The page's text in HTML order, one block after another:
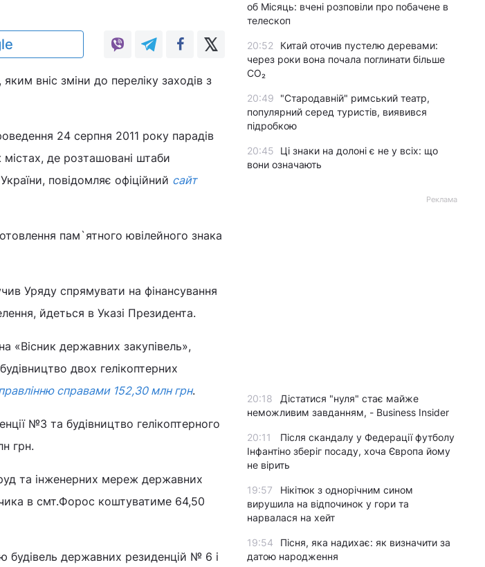
вніс зміни до переліку заходів з
24 серпня 2011 року парадів
де розташовані штаби
повідомляє офіційний сайт
пам`ятного ювілейного знака
Уряду спрямувати на фінансування
йдеться в Указі Президента.
«Вісник державних закупівель»,
двох гелікоптерних
справами 152,30 млн грн.
№3 та будівництво гелікоптерного
грн.
та інженерних мереж державних
в смт.Форос коштуватиме 64,50
державних резиденцій № 6 і
об Місяць: вчені розповіли про побачене в
телескоп
20:52
Китай оточив пустелю деревами:
через роки вона почала поглинати більше
CO₂
20:49
"Стародавній" римський театр,
популярний серед туристів, виявився
підробкою
20:45
Ці знаки на долоні є не у всіх: що
вони означають
Реклама
20:18
Дістатися "нуля" стає майже
неможливим завданням, - Business Insider
20:11
Після скандалу у Федерації футболу
Інфантіно зберіг посаду, хоча Європа йому
не вірить
19:57
Нікітюк з однорічним сином
вирушила на відпочинок у гори та
нарвалася на хейт
19:54
Пісня, яка надихає: як визначити за
датою народження